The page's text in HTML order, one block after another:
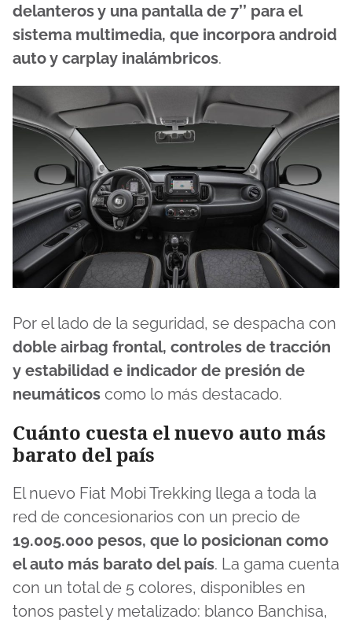
delanteros y una pantalla de 7’’ para el
sistema multimedia, que incorpora android
auto y carplay inalámbricos.
Por el lado de la seguridad, se despacha con
doble airbag frontal, controles de tracción
y estabilidad e indicador de presión de
neumáticos como lo más destacado.
Cuánto cuesta el nuevo auto más
barato del país
El nuevo Fiat Mobi Trekking llega a toda la
red de concesionarios con un precio de
19.005.000 pesos, que lo posicionan como
el auto más barato del país. La gama cuenta
con un total de 5 colores, disponibles en
tonos pastel y metalizado: blanco Banchisa,